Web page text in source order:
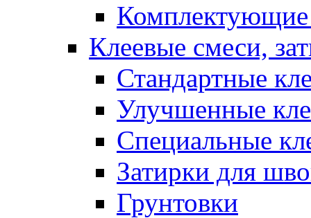
Клеевые смеси,
Стандартные
Улучшенные
Специальные
Затирки для
Грунтовки